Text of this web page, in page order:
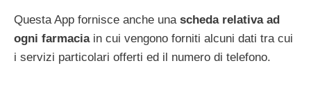
Questa App fornisce anche una scheda relativa ad
ogni farmaciain cui vengono forniti alcuni dati tra cui
i servizi particolari offerti ed il numero di telefono.